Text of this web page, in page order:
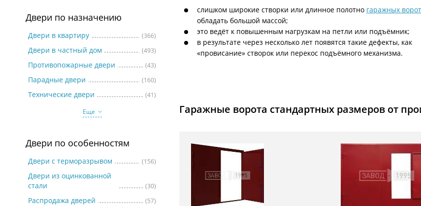
Двери по назначению
Двери в квартиру (366)
Двери в частный дом (493)
Противопожарные двери (43)
Парадные двери (160)
Технические двери
(41)
Еще
Двери по особенностям
Двери с терморазрывом (156)
Двери из оцинкованной
стали
(30)
Распродажа дверей (57)
слишком широкие створки или длинное полотно гаражных ворот
обладать большой массой;
это ведёт к повышенным нагрузкам на петли или подъёмник;
в результате через несколько лет появятся такие дефекты, как
«провисание» створок или перекос подъёмного механизма.
Гаражные ворота стандартных размеров от